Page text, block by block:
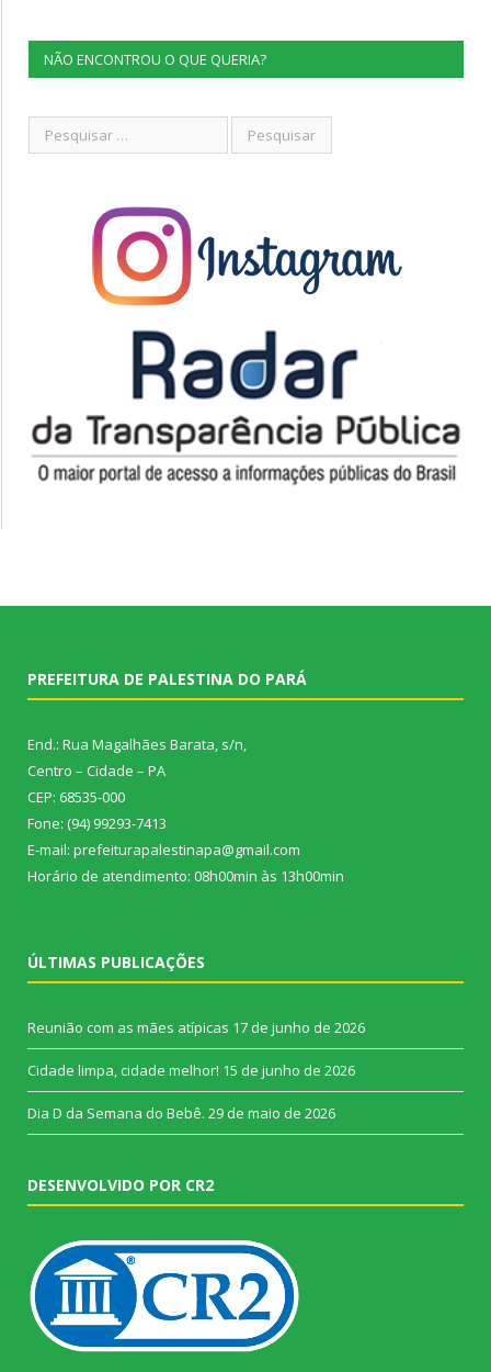
NÃO ENCONTROU O QUE QUERIA?
PREFEITURA DE PALESTINA DO PARÁ
End.: Rua Magalhães Barata, s/n,
Centro – Cidade – PA
CEP: 68535-000
Fone: (94) 99293-7413
E-mail: prefeiturapalestinapa@gmail.com
Horário de atendimento: 08h00min às 13h00min
ÚLTIMAS PUBLICAÇÕES
Reunião com as mães atípicas 17 de junho de 2026
Cidade limpa, cidade melhor! 15 de junho de 2026
Dia D da Semana do Bebê. 29 de maio de 2026
DESENVOLVIDO POR CR2